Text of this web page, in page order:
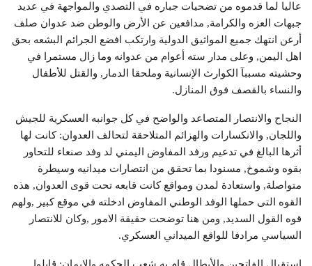
عاليا لما قدموه من تضحيات جباره في التصدي والمواجهة في عديد
جبهات العزه والكرامة, مدافعين عن الأرض والوطن ضد عدوان صلف
أرعن انتهك جميع المواثيق الدولية وارتكب افضع الجرائم البشعه بحق
اهل اليمن, وعلى مدار سته أعوام من عدوانه وما زال مستمرا في
وحشيته مسببآ الكوارث الإنسانية وملحقا الدمار, والقتل للأطفال
والنساء بالقصف فوق المنازل.
النجاح والانتصار المتصاعد والواضح في كل جوانبه العسكرية للجيش
واللجان, والانكسارات والهزائم المتلاحقة لتحالف العدوان: كانت لها
أثرها البالغ في تدعيم ورفد المفاوض اليمني لد وفد صنعاء للتحاور
بقوه وشموخ, مسنودا بما تحقق من انتصارات ميدانيه وسيطرة
متواصلة, واستعادة لمدن ومواقع كانت قابعه تحت قوى العدوان, هذه
القوه التى حملها الوفد الوطني المفاوض ادخلته في موقع كبير ,ولهم
قوه القول السديد, ومن هنا توضحت حقيقة الامور ,وكان للانتصار
السياسي مرادفا للواقع الميداني العسكري.